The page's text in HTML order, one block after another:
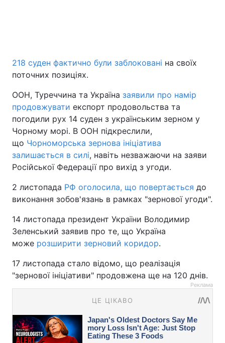
218 суден фактично були заблоковані на своїх
поточних позиціях.
ООН, Туреччина та Україна заявили про намір
продовжувати експорт продовольства та
погодили рух 14 суден з українським зерном у
Чорному морі. В ООН підкреслили,
що Чорноморська зернова ініціатива
залишається в силі, навіть незважаючи на заяви
Російської Федерації про вихід з угоди.
2 листопада РФ оголосила, що повертається до
виконання зобов'язань в рамках "зернової угоди".
14 листопада президент України Володимир
Зеленський заявив про те, що Україна
може розширити зерновий коридор.
17 листопада стало відомо, що реалізація
"зернової ініціативи" продовжена ще на 120 днів.
Реклама